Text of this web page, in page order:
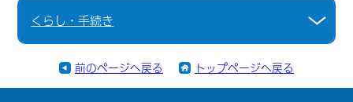
くらし・手続き
前のページへ戻る トップページへ戻る